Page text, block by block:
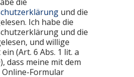
und die
Ich habe die
und die
und willige
(Art. 6 Abs. 1 lit. a
dass meine mit dem
Formular